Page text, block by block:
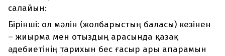
салайын:
Бірінші: ол мәлін (жолбарыстың баласы) кезінен
– жиырма мен отыздың арасында қазақ
әдебиетінің тарихын бес ғасыр ары апарамын